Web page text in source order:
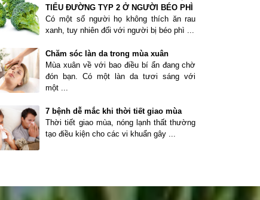
TIỂU ĐƯỜNG TYP 2 Ở NGƯỜI BÉO PHÌ
Có một số người họ không thích ăn rau
xanh, tuy nhiên đối với người bị béo phì ...
Chăm sóc làn da trong mùa xuân
Mùa xuân về với bao điều bí ẩn đang chờ
đón bạn. Có một làn da tươi sáng với
một ...
7 bệnh dễ mắc khi thời tiết giao mùa
Thời tiết giao mùa, nóng lạnh thất thường
tạo điều kiện cho các vi khuẩn gây ...